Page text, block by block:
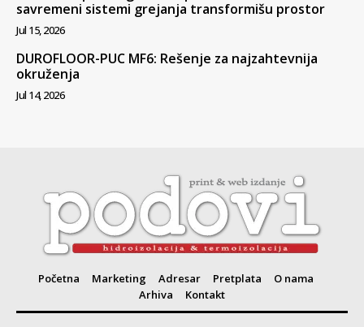
savremeni sistemi grejanja transformišu prostor
Jul 15, 2026
DUROFLOOR-PUC MF6: Rešenje za najzahtevnija
okruženja
Jul 14, 2026
Početna Marketing Adresar Pretplata
O nama
Arhiva
Kontakt